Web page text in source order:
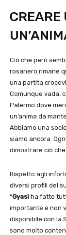
CREARE
Ciò che però
rosanero rimane
una partita
Comunque vada,
Palermo dove
un’anima da
Abbiamo una
siamo ancora.
dimostrare ciò che
Rispetto agli
diversi profili del
“Gyasi ha fatto
importante e non
disponibile con la
sono molto